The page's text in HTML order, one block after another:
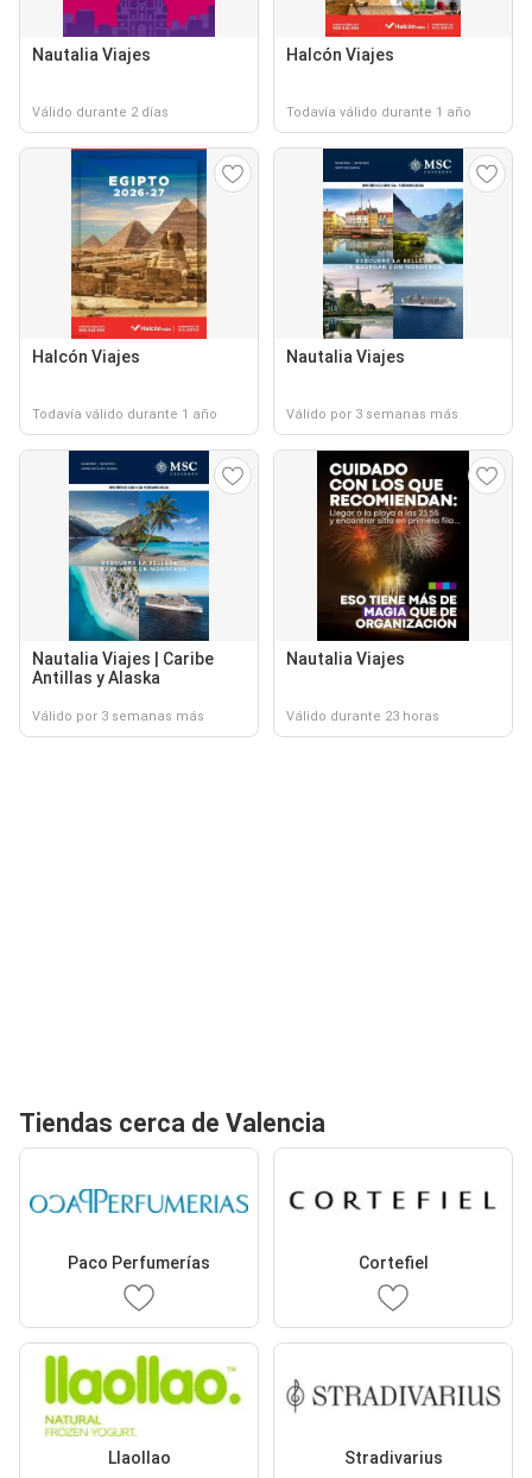
Nautalia Viajes
Válido durante 2 días
Halcón Viajes
Todavía válido durante 1 año
Halcón Viajes
Todavía válido durante 1 año
Nautalia Viajes
Válido por 3 semanas más
Nautalia Viajes | Caribe
Antillas y Alaska
Válido por 3 semanas más
Nautalia Viajes
Válido durante 23 horas
Tiendas cerca de Valencia
Paco Perfumerías Cortefiel
Llaollao Stradivarius